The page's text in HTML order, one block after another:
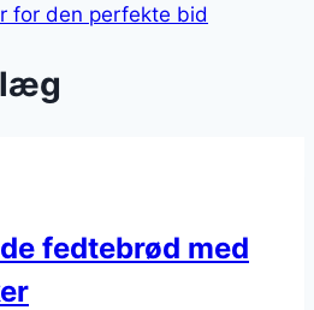
for den perfekte bid
fedtebrød med